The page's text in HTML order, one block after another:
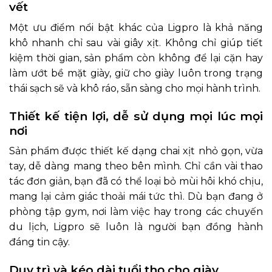
vết
Một ưu điểm nổi bật khác của Ligpro là khả năng
khô nhanh chỉ sau vài giây xịt. Không chỉ giúp tiết
kiệm thời gian, sản phẩm còn không để lại cặn hay
làm ướt bề mặt giày, giữ cho giày luôn trong trạng
thái sạch sẽ và khô ráo, sẵn sàng cho mọi hành trình.
Thiết kế tiện lợi, dễ sử dụng mọi lúc mọi
nơi
Sản phẩm được thiết kế dạng chai xịt nhỏ gọn, vừa
tay, dễ dàng mang theo bên mình. Chỉ cần vài thao
tác đơn giản, bạn đã có thể loại bỏ mùi hôi khó chịu,
mang lại cảm giác thoải mái tức thì. Dù bạn đang ở
phòng tập gym, nơi làm việc hay trong các chuyến
du lịch, Ligpro sẽ luôn là người bạn đồng hành
đáng tin cậy.